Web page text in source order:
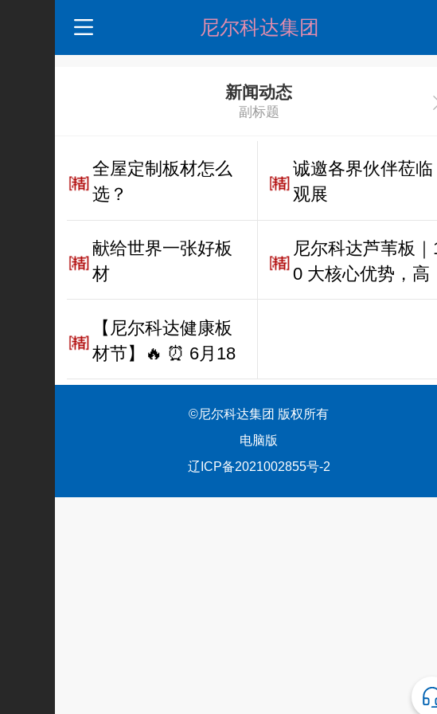
尼尔科达集团
新闻动态
副标题
全屋定制板材怎么
选？
诚邀各界伙伴莅临
观展
献给世界一张好板
材
尼尔科达芦苇板｜
0 大核心优势，高
端基材的硬实力
【尼尔科达健康板
材节】🔥 ⏰ 6月18
日-6月30日，全国
门店同步开启！
©尼尔科达集团 版权所有
电脑版
辽ICP备2021002855号-2